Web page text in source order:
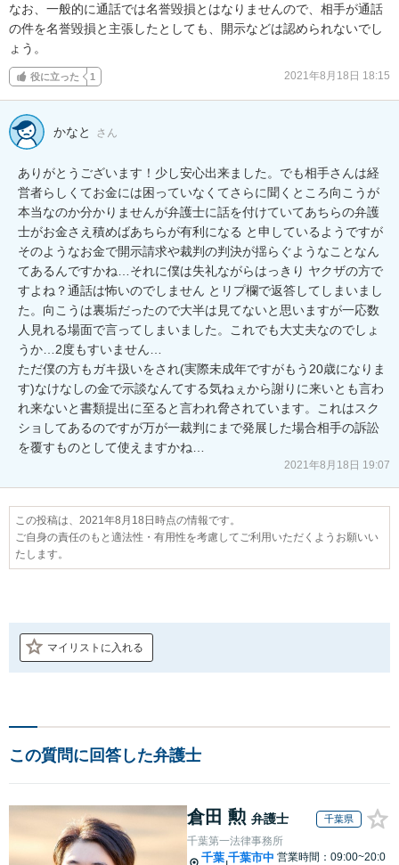
なお、一般的に通話では名誉毀損とはなりませんので、相手が通話
の件を名誉毀損と主張したとしても、開示などは認められないでし
ょう。
役に立った 1 2021年8月18日 18:15
かなと さん
ありがとうございます！少し安心出来ました。でも相手さんは経
営者らしくてお金には困っていなくてさらに聞くところ向こうが
本当なのか分かりませんが弁護士に話を付けていてあちらの弁護
士がお金さえ積めばあちらが有利になる と申しているようですが
そのようなお金で開示請求や裁判の判決が揺らぐようなことなん
てあるんですかね…それに僕は失礼ながらはっきり ヤクザの方で
すよね？通話は怖いのでしません とリプ欄で返答してしまいまし
た。向こうは裏垢だったので大半は見てないと思いますが一応数
人見れる場面で言ってしまいました。これでも大丈夫なのでしょ
うか…2度もすいません…
ただ僕の方もガキ扱いをされ(実際未成年ですがもう20歳になりま
す)なけなしの金で示談なんてする気ねぇから謝りに来いとも言わ
れ来ないと書類提出に至ると言われ脅されています。これはスク
ショしてあるのですが万が一裁判にまで発展した場合相手の訴訟
を覆すものとして使えますかね…
2021年8月18日 19:07
この投稿は、2021年8月18日時点の情報です。
ご自身の責任のもと適法性・有用性を考慮してご利用いただくようお願いい
たします。
マイリストに入れる
この質問に回答した弁護士
倉田 勲 弁護士 千葉県
千葉第一法律事務所
千葉 千葉市中 営業時間：09:00~20:0